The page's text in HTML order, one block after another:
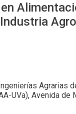
Agrarias
UVa), Avenida de